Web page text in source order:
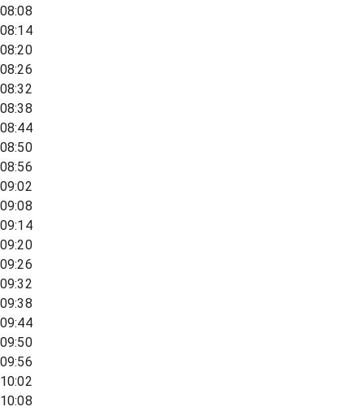
08:08
08:14
08:20
08:26
08:32
08:38
08:44
08:50
08:56
09:02
09:08
09:14
09:20
09:26
09:32
09:38
09:44
09:50
09:56
10:02
10:08